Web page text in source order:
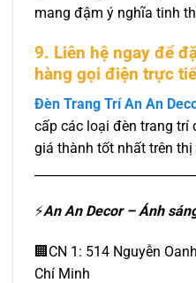
mang đậm ý nghĩa tinh
9. Liên hệ ngay để
hàng gọi điện trực
Đèn Trang Trí An An
cấp các loại đèn trang trí
giá thành tốt nhất trên thị
⚡️An An Decor – Ánh
🏢CN 1: 514 Nguyễn
Chí Minh